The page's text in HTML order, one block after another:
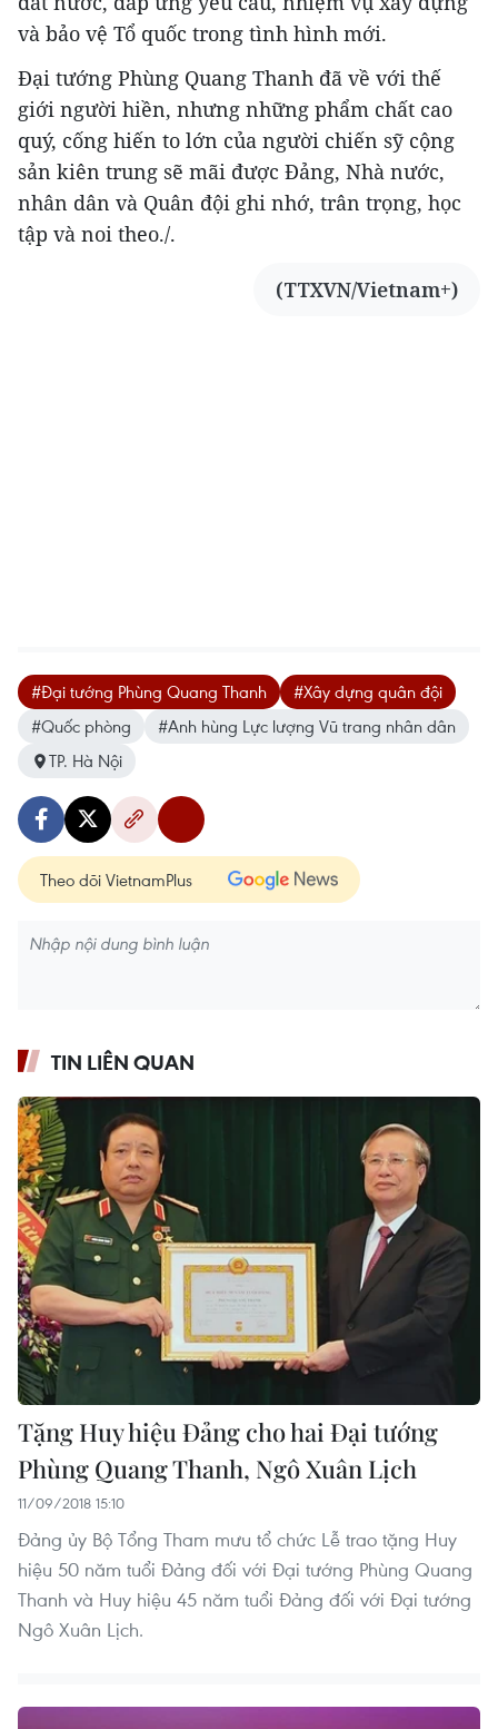
và bảo vệ Tổ quốc trong tình hình mới.
Đại tướng Phùng Quang Thanh đã về với thế
giới người hiền, nhưng những phẩm chất cao
quý, cống hiến to lớn của người chiến sỹ cộng
sản kiên trung sẽ mãi được Đảng, Nhà nước,
nhân dân và Quân đội ghi nhớ, trân trọng, học
tập và noi theo./.
(TTXVN/Vietnam+)
#Đại tướng Phùng Quang Thanh
#Xây dựng quân đội
#Quốc phòng
#Anh hùng Lực lượng Vũ trang nhân dân
TP. Hà Nội
Theo dõi VietnamPlus
TIN LIÊN QUAN
Tặng Huy hiệu Đảng cho hai Đại tướng
Phùng Quang Thanh, Ngô Xuân Lịch
11/09/2018 15:10
Đảng ủy Bộ Tổng Tham mưu tổ chức Lễ trao tặng Huy
hiệu 50 năm tuổi Đảng đối với Đại tướng Phùng Quang
Thanh và Huy hiệu 45 năm tuổi Đảng đối với Đại tướng
Ngô Xuân Lịch.